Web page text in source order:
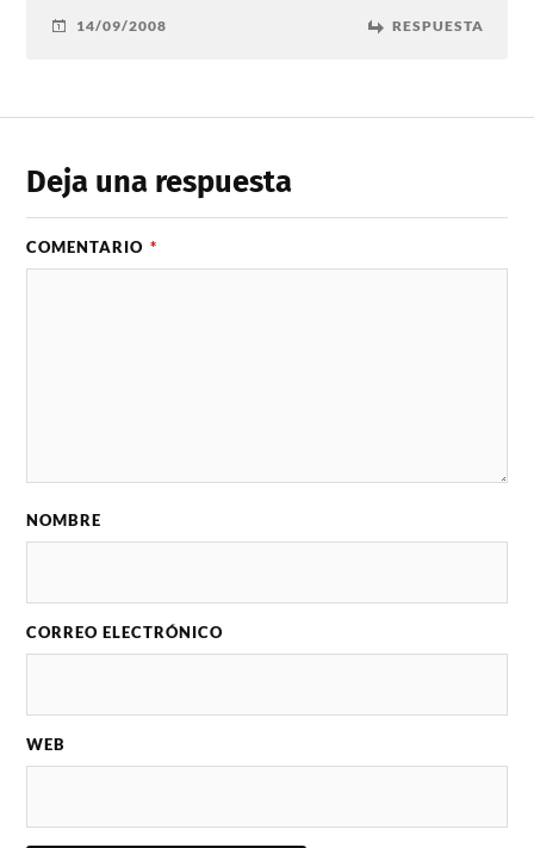
14/09/2008 RESPUESTA
Deja una respuesta
COMENTARIO *
NOMBRE
CORREO ELECTRÓNICO
WEB